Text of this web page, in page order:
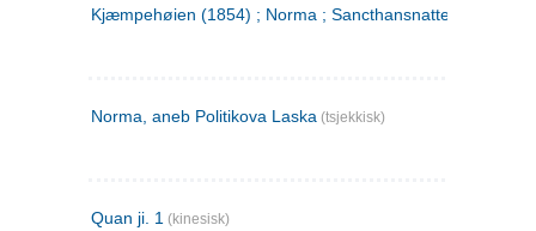
Kjæmpehøien (1854) ; Norma ; Sancthansnatten
Norma, aneb Politikova Laska (tsjekkisk)
Quan ji. 1 (kinesisk)